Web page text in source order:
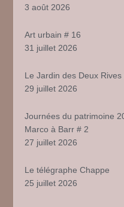
3 août 2026
Art urbain # 16
31 juillet 2026
Le Jardin des Deux
29 juillet 2026
Journées du patrimoine
Marco à Barr # 2
27 juillet 2026
Le télégraphe Chappe
25 juillet 2026